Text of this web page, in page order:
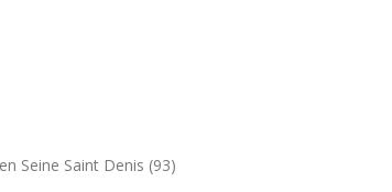
Seine Saint Denis (93)